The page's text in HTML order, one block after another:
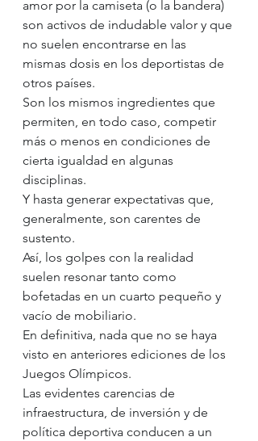
amor por la camiseta (o la bandera)
son activos de indudable valor y que
no suelen encontrarse en las
mismas dosis en los deportistas de
otros países.
Son los mismos ingredientes que
permiten, en todo caso, competir
más o menos en condiciones de
cierta igualdad en algunas
disciplinas.
Y hasta generar expectativas que,
generalmente, son carentes de
sustento.
Así, los golpes con la realidad
suelen resonar tanto como
bofetadas en un cuarto pequeño y
vacío de mobiliario.
En definitiva, nada que no se haya
visto en anteriores ediciones de los
Juegos Olímpicos.
Las evidentes carencias de
infraestructura, de inversión y de
política deportiva conducen a un